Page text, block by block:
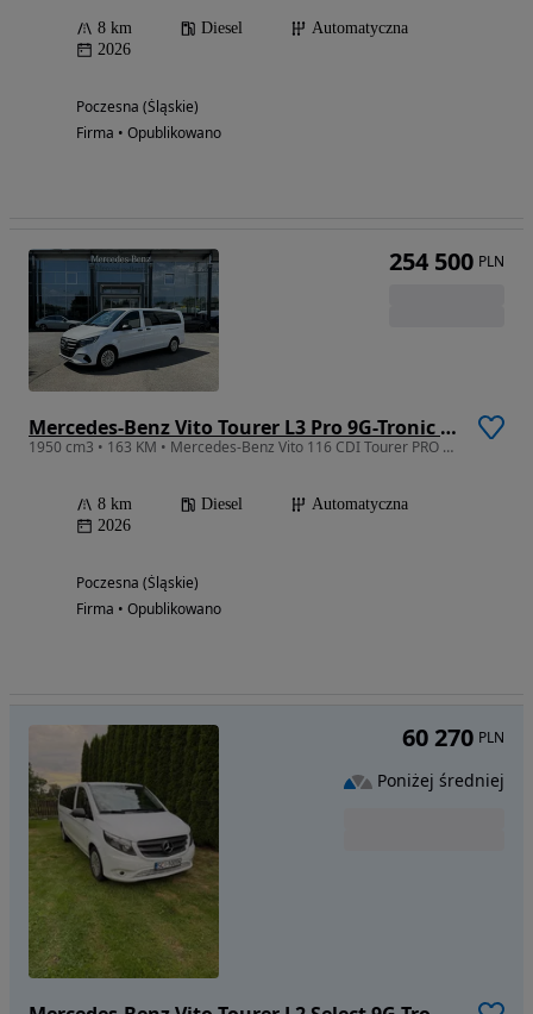
8 km Diesel
Automatyczna
2026
Poczesna (Śląskie)
Firma • Opublikowano
Mercedes-Benz Vito Tourer L3 Pro 9G-Tronic 447.705
1950 cm3 • 163 KM • Mercedes-Benz Vito 116 CDI Tourer PRO ekstradługi
8 km Diesel
Automatyczna
2026
Poczesna (Śląskie)
Firma • Opublikowano
254 500 PLN
60 270 PLN
Poniżej średniej